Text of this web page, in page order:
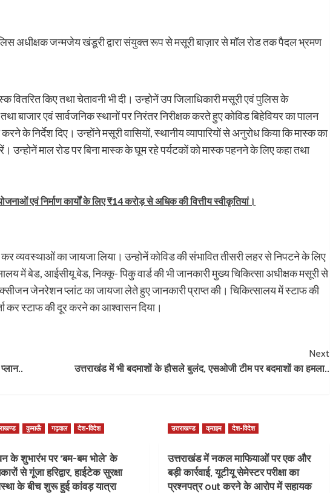
अधीक्षक जन्मजेय खंडूरी द्वारा संयुक्त रूप से मसूरी बाज़ार से मॉल रोड तक पैदल भ्रमण
वितरित किए तथा चेतावनी भी दी। उन्होनें उप जिलाधिकारी मसूरी एवं पुलिस के
बाजार एवं सार्वजनिक स्थानों पर निरंतर निरीक्षक करते हुए कोविड बिहेवियर का पालन
के निर्देश दिए। उन्होंने मसूरी वासियों, स्थानीय व्यापारियों से अनुरोध किया कि मास्क का
उन्होनें माल रोड पर बिना मास्क के घूम रहे पर्यटकों को मास्क पहनने के लिए कहा तथा
एवं निर्माण कार्यों के लिए ₹14 करोड़ से अधिक की वित्तीय स्वीकृतियां।
कर व्यवस्थाओं का जायजा लिया। उन्होनें कोविड की संभावित तीसरी लहर से निपटने के लिए
में बेड, आईसीयू बेड, निक्कू- पिकु वार्ड की भी जानकारी मुख्य चिकित्सा अधीक्षक मसूरी से
जेनरेशन प्लांट का जायजा लेते हुए जानकारी प्राप्त की। चिकित्सालय में स्टाफ की
कर स्टाफ की दूर करने का आश्वासन दिया।
Next
उत्तराखंड में भी बदमाशों के हौसले बुलंद, एसओजी टीम पर बदमाशों का हमला..
कुमाऊँ गढ़वाल देश-विदेश
के शुभारंभ पर ‘बम-बम भोले’ के
से गूंजा हरिद्वार, हाईटेक सुरक्षा
के बीच शुरू हुई कांवड़ यात्रा
उत्तराखण्ड क्राइम देश-विदेश
उत्तराखंड में नकल माफियाओं पर एक और
बड़ी कार्रवाई, यूटीयू सेमेस्टर परीक्षा का
प्रश्नपत्र out करने के आरोप में सहायक